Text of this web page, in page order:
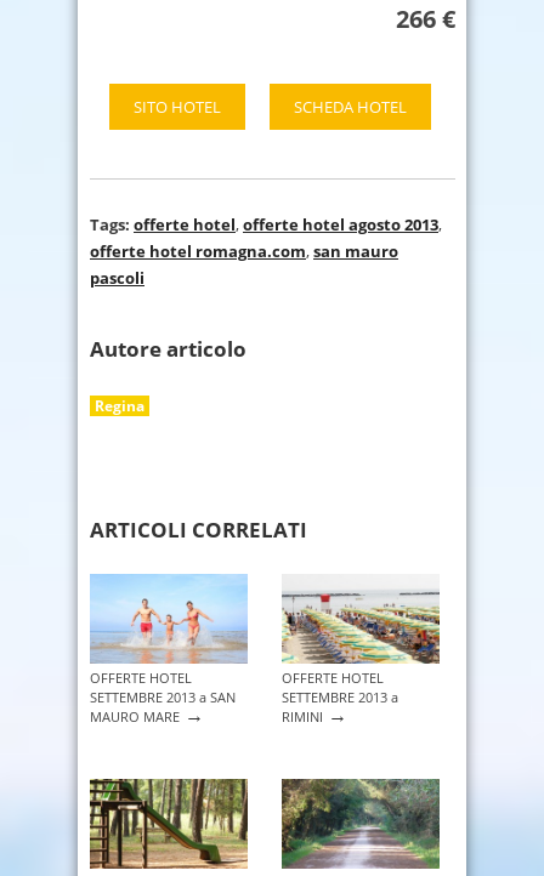
266 €
SCHEDA HOTEL
SITO HOTEL
Tags: offerte hotel,offerte hotel agosto 2013,
offerte hotel romagna.com,san mauro
pascoli
Autore articolo
Regina
ARTICOLI CORRELATI
OFFERTE HOTEL
SETTEMBRE 2013 a SAN
MAURO MARE →
OFFERTE HOTEL
SETTEMBRE 2013 a
RIMINI →